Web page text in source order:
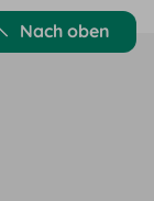
Nach oben